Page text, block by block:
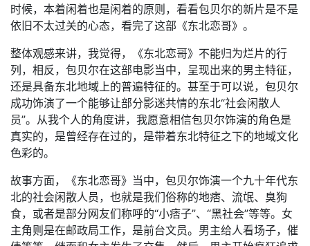
时候，本着闲着也是闲着的原则，看看包贝尔的新片是不是
依旧不太过关的心态，看完了这部《东北恋哥》。
整体观感来讲，我觉得，《东北恋哥》不能归为烂片的行
列，相反，包贝尔在这部电影当中，呈现出来的男主特征，
还是具备东北地域上的普遍特征的。甚至于可以说，包贝尔
成功饰演了一个能够让部分影迷共情的东北“社会闲散人
员”。从我个人的角度讲，我愿意相信包贝尔饰演的角色是
真实的，是曾经存在过的，是带着东北特征之下的地域文化
色彩的。
故事方面，《东北恋哥》当中，包贝尔饰演一个九十年代东
北的社会闲散人员，也就是我们俗称的地痞、流氓、臭狗
食，或者是部分网友们称呼的“小痞子”、“黑社会”等等。女
主角则是在邮政局工作，是前台文员。男主给人看场子，催